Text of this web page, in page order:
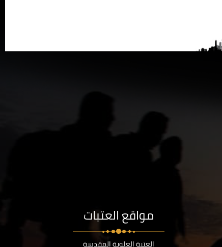
مواقع العتبات
العتبة العلوية المقدسة